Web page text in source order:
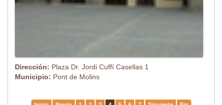
Dirección: Plaza Dr. Jordi Cuffí Casellas 1
Municipio: Pont de Molins